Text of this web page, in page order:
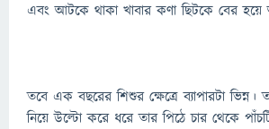
এবং আটকে থাকা খাবার কণা ছিটকে বের
তবে এক বছরের শিশুর ক্ষেত্রে ব্যাপারটা
নিয়ে উল্টো করে ধরে তার পিঠে চার থেকে